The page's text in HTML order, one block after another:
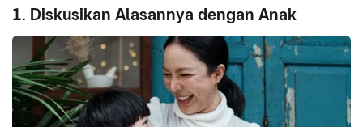
1. Diskusikan Alasannya dengan Anak